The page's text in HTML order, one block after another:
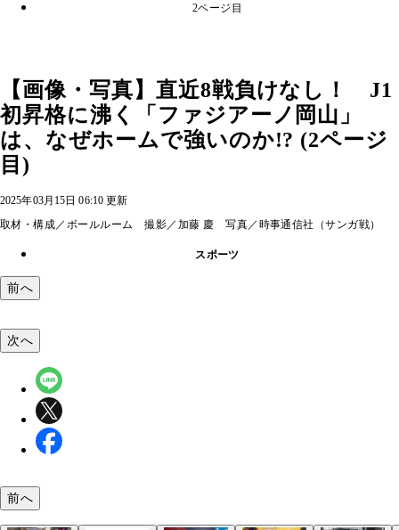
2ページ目
【画像・写真】直近8戦負けなし！ J1
初昇格に沸く「ファジアーノ岡山」
は、なぜホームで強いのか!? (2ページ
目)
2025年03月15日 06:10 更新
取材・構成／ボールルーム 撮影／加藤 慶 写真／時事通信社（サンガ戦）
スポーツ
前へ
次へ
前へ